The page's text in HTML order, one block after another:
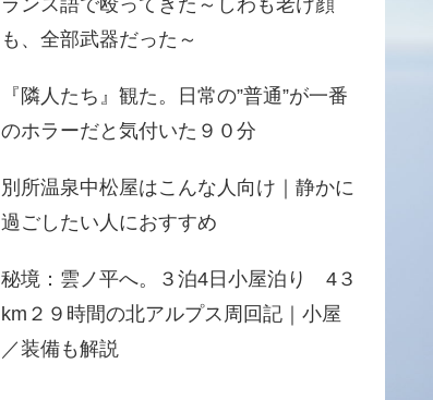
ランス語で殴ってきた～しわも老け顔
も、全部武器だった～
『隣人たち』観た。日常の”普通”が一番
のホラーだと気付いた９０分
別所温泉中松屋はこんな人向け｜静かに
過ごしたい人におすすめ
秘境：雲ノ平へ。３泊4日小屋泊り 4３
km２９時間の北アルプス周回記｜小屋
／装備も解説